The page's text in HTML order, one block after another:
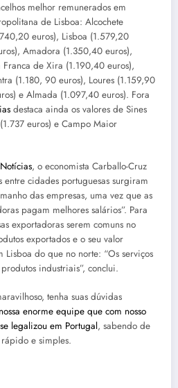
melhor remunerados em
de Lisboa: Alcochete
euros), Lisboa (1.579,20
Amadora (1.350,40 euros),
de Xira (1.190,40 euros),
(1.180, 90 euros), Loures (1.159,90
e Almada (1.097,40 euros). Fora
destaca ainda os valores de Sines
euros) e Campo Maior
, o economista Carballo-Cruz
entre cidades portuguesas surgiram
das empresas, uma vez que as
pagam melhores salários”. Para
exportadoras serem comuns no
exportados e o seu valor
Lisboa do que no norte: “Os serviços
industriais”, conclui.
tenha suas dúvidas
enorme equipe que com nosso
legalizou em Portugal, sabendo de
e simples.